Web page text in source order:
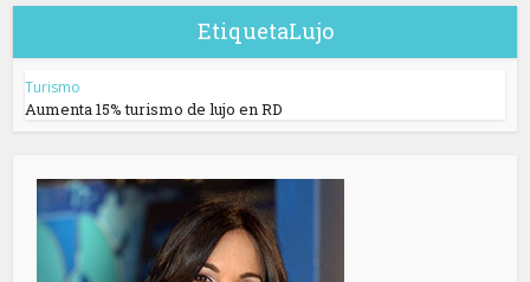
EtiquetaLujo
Turismo
Aumenta 15% turismo de lujo en RD